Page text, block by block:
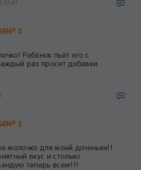
01:41
®3
Ребёнок пьёт его с
раз просит добавки.
®3
молочко для моей доченьки!!
вкус и столько
теперь всем!!!